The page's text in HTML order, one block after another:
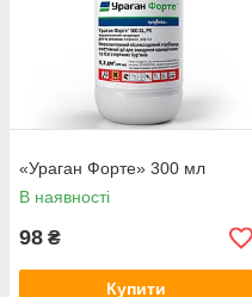
«Ураган Форте» 300 мл
В наявності
98 ₴
Купити